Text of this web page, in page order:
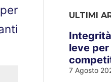
ULTIMI
leve
7 Agosto